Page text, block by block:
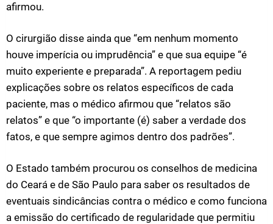
afirmou.
O cirurgião disse ainda que “em nenhum momento
houve imperícia ou imprudência” e que sua equipe “é
muito experiente e preparada”. A reportagem pediu
explicações sobre os relatos específicos de cada
paciente, mas o médico afirmou que “relatos são
relatos” e que “o importante (é) saber a verdade dos
fatos, e que sempre agimos dentro dos padrões”.
O Estado também procurou os conselhos de medicina
do Ceará e de São Paulo para saber os resultados de
eventuais sindicâncias contra o médico e como funciona
a emissão do certificado de regularidade que permitiu